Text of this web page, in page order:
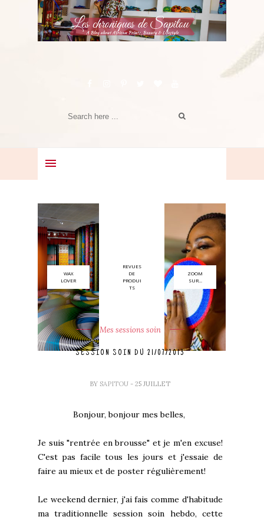
WAX
LOVER
REVUES
DE
PRODUI
TS
ZOOM
SUR...
Mes sessions soin
SESSION SOIN DU 21/07/2013
BY SAPITOU - 25 JUILLET
Bonjour, bonjour mes belles,
Je suis "rentrée en brousse" et je m'en excuse!
C'est pas facile tous les jours et j'essaie de
faire au mieux et de poster régulièrement!
Le weekend dernier, j'ai fais comme d'habitude
ma traditionnelle session soin hebdo, cette